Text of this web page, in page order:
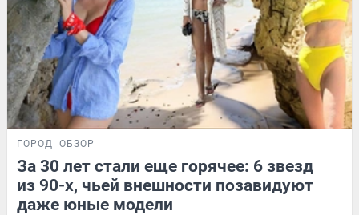
ГОРОД ОБЗОР
За 30 лет стали еще горячее: 6 звезд
из 90-х, чьей внешности позавидуют
даже юные модели